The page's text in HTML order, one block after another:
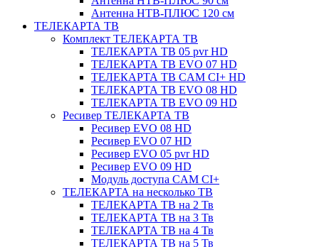
Антенна НТВ-ПЛЮС 120 см
ТЕЛЕКАРТА ТВ
Комплект ТЕЛЕКАРТА ТВ
ТЕЛЕКАРТА ТВ 05 pvr HD
ТЕЛЕКАРТА ТВ EVO 07 HD
ТЕЛЕКАРТА ТВ CAM CI+ HD
ТЕЛЕКАРТА ТВ EVO 08 HD
ТЕЛЕКАРТА ТВ EVO 09 HD
Ресивер ТЕЛЕКАРТА ТВ
Ресивер EVO 08 HD
Ресивер EVO 07 HD
Ресивер EVO 05 pvr HD
Ресивер EVO 09 HD
Модуль доступа CAM CI+
ТЕЛЕКАРТА на несколько ТВ
ТЕЛЕКАРТА ТВ на 2 Тв
ТЕЛЕКАРТА ТВ на 3 Тв
ТЕЛЕКАРТА ТВ на 4 Тв
ТЕЛЕКАРТА ТВ на 5 Тв